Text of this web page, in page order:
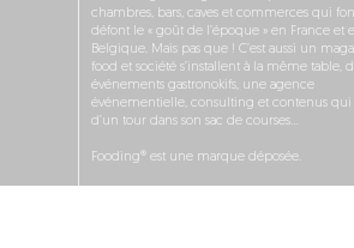
chambres, bars, caves et commerces qui
défont le « goût de l’époque » en France et
Belgique. Mais pas que ! C’est aussi un
food et société s’installent à la même table,
événements gastronokifs, une agence
événementielle, consulting et contenus qui
d’un tour dans son sac de courses…
Fooding® est une marque déposée.